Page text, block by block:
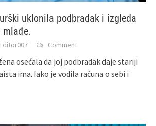
uklonila podbradak i izgleda
mlađe.
Editor007 Comment
osećala da joj podbradak daje stariji
ima. Iako je vodila računa o sebi i